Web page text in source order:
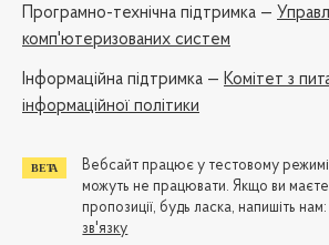
Програмно-технічна підтримка —
комп'ютеризованих систем
Iнформаційна підтримка — Комітет з
інформаційної політики
Вебсайт працює у тестовому
можуть не працювати. Якщо ви
пропозиції, будь ласка, напишіть нам:
зв'язку